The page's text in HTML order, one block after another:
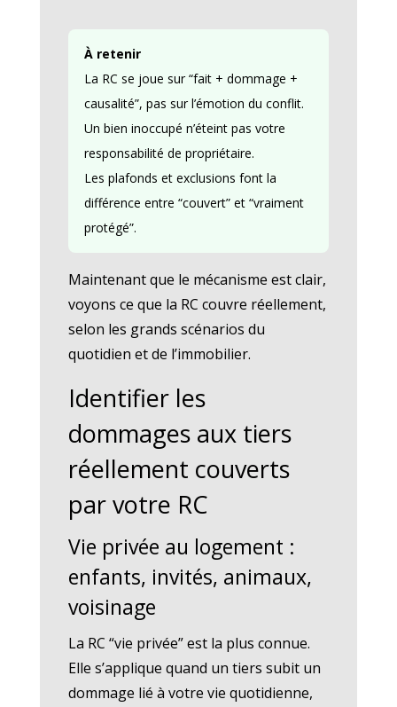
À retenir
La RC se joue sur “fait + dommage +
causalité”, pas sur l’émotion du conflit.
Un bien inoccupé n’éteint pas votre
responsabilité de propriétaire.
Les plafonds et exclusions font la
différence entre “couvert” et “vraiment
protégé”.
Maintenant que le mécanisme est clair,
voyons ce que la RC couvre réellement,
selon les grands scénarios du
quotidien et de l’immobilier.
Identifier les
dommages aux tiers
réellement couverts
par votre RC
Vie privée au logement :
enfants, invités, animaux,
voisinage
La RC “vie privée” est la plus connue.
Elle s’applique quand un tiers subit un
dommage lié à votre vie quotidienne,